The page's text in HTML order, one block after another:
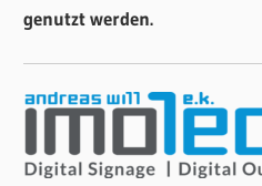
genutzt werden.